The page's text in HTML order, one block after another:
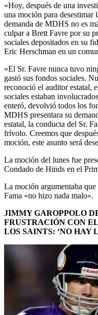
«Hoy, después de una
una moción para desestimar
demanda de MDHS no es
culpar a Brett Favre por su
sociales depositados en su
Eric Herschman en un
«El Sr. Favre nunca tuvo
gastó sus fondos sociales.
reconoció el auditor estatal,
sociales estaban
enteró, devolvió todos los
MDHS presentara su
estatal, la conducta del Sr.
frívolo. Creemos que
moción, este asunto será
La moción del lunes fue
Condado de Hinds en el
La moción argumentaba
Fama «no hizo nada malo».
JIMMY GAROPPOLO
FRUSTRACIÓN CON
LOS SAINTS: ‘NO HAY